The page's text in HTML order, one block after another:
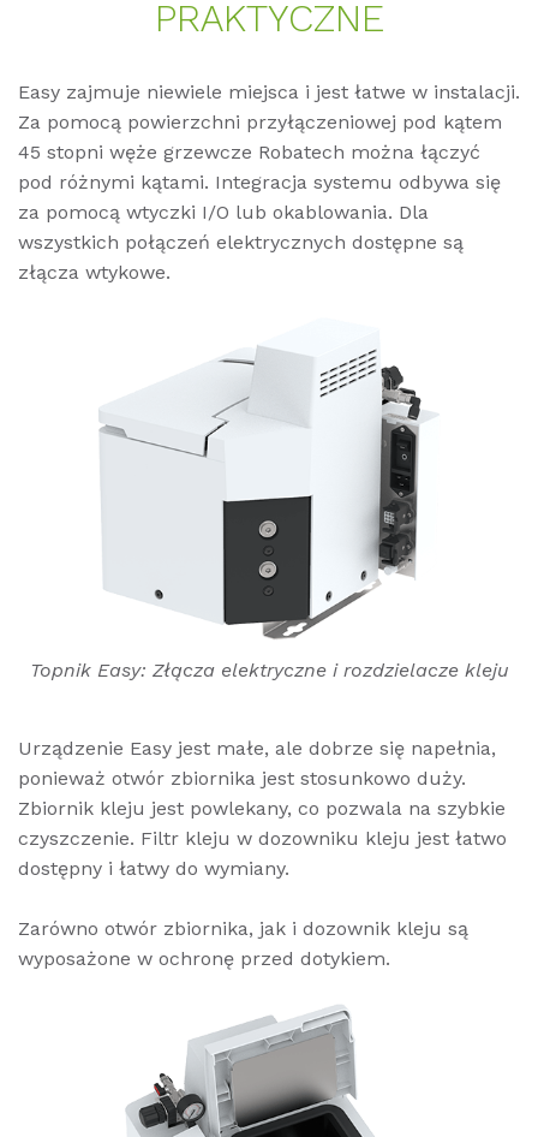
PRAK­TYCZ­NE
Easy zajmuje niewiele miejsca i jest łatwe w instalacji.
Za pomocą powierzchni przyłączeniowej pod kątem
45 stopni węże grzewcze Robatech można łączyć
pod różnymi kątami. Integracja systemu odbywa się
za pomocą wtyczki I/O lub okablowania. Dla
wszystkich połączeń elektrycznych dostępne są
złącza wtykowe.
Topnik Easy: Złącza elektryczne i rozdzielacze kleju
Urządzenie Easy jest małe, ale dobrze się napełnia,
ponieważ otwór zbiornika jest stosunkowo duży.
Zbiornik kleju jest powlekany, co pozwala na szybkie
czyszczenie. Filtr kleju w dozowniku kleju jest łatwo
dostępny i łatwy do wymiany.
Zarówno otwór zbiornika, jak i dozownik kleju są
wyposażone w ochronę przed dotykiem.